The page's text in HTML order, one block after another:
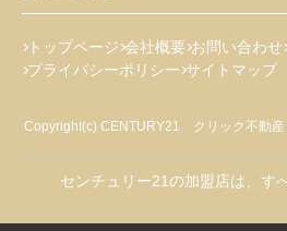
トップページ 会社概要 お問い合わせ
プライバシーポリシー サイトマップ
Copyright(c) CENTURY21 クリック不動産
センチュリー21の加盟店は、す